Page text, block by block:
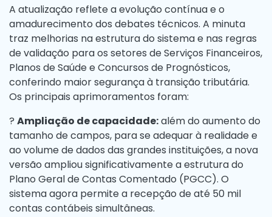
A atualização reflete a evolução contínua e o
amadurecimento dos debates técnicos. A minuta
traz melhorias na estrutura do sistema e nas regras
de validação para os setores de Serviços Financeiros,
Planos de Saúde e Concursos de Prognósticos,
conferindo maior segurança à transição tributária.
Os principais aprimoramentos foram:
? Ampliação de capacidade:além do aumento do
tamanho de campos, para se adequar à realidade e
ao volume de dados das grandes instituições, a nova
versão ampliou significativamente a estrutura do
Plano Geral de Contas Comentado (PGCC). O
sistema agora permite a recepção de até 50 mil
contas contábeis simultâneas.